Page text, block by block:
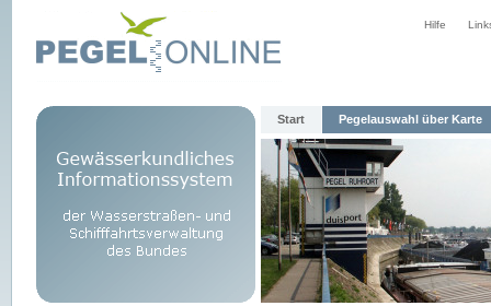
Hilfe
Start Pegelauswahl über Karte